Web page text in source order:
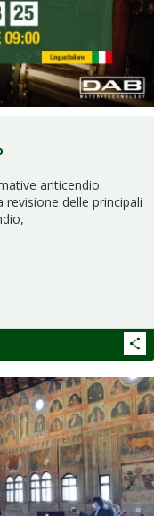
anticendio.
revisione delle principali